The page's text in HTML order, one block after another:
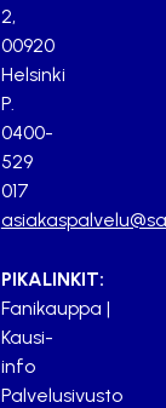
2,
00920
Helsinki
P.
0400-
529
017
PIKALINKIT:
Fanikauppa |
Kausi-
info
Palvelusivusto